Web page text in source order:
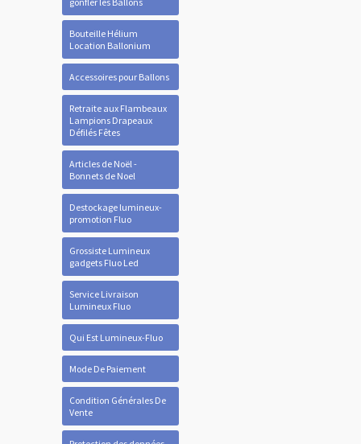
Bouteille Hélium
Location Ballonium
Accessoires pour Ballons
Retraite aux Flambeaux
Lampions Drapeaux
Défilés Fêtes
Articles de Noël -
Bonnets de Noel
Destockage lumineux-
promotion Fluo
Grossiste Lumineux
gadgets Fluo Led
Service Livraison
Lumineux Fluo
Qui Est Lumineux-Fluo
Mode De Paiement
Condition Générales De
Vente